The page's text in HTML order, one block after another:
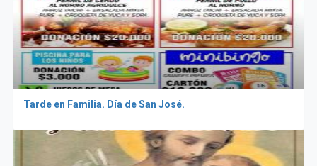
Tarde en Familia. Día de San José.